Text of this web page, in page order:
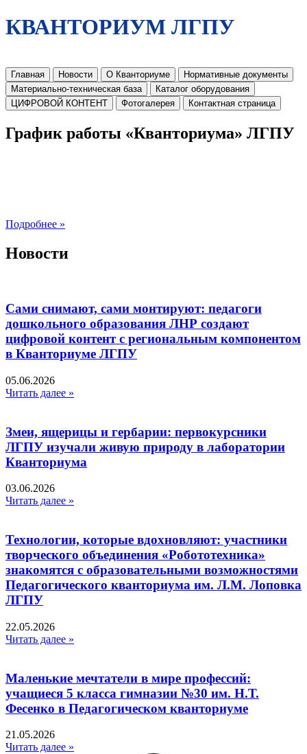
КВАНТОРИУМ ЛГПУ
Главная Новости О Кванториуме
Нормативные документы
Материально-техническая база
Каталог оборудования
ЦИФРОВОЙ КОНТЕНТ
Фотогалерея Контактная страница
График работы «Кванториума» ЛГПУ
Подробнее »
Новости
Сами снимают, сами монтируют: педагоги
дошкольного образования ЛНР создают
цифровой контент с региональным компонентом
в Кванториуме ЛГПУ​
05.06.2026
Читать далее »
Змеи, ящерицы и гербарии: первокурсники
ЛГПУ изучали живую природу в лаборатории
Кванториума
03.06.2026
Читать далее »
Технологии, которые вдохновляют: участники
творческого объединения «Робототехника»
знакомятся с образовательными возможностями
Педагогического кванториума им. Л.М. Лоповка
ЛГПУ
22.05.2026
Читать далее »
Маленькие мечтатели в мире профессий:
учащиеся 5 класса гимназии №30 им. Н.Т.
Фесенко в Педагогическом кванториуме
21.05.2026
Читать далее »